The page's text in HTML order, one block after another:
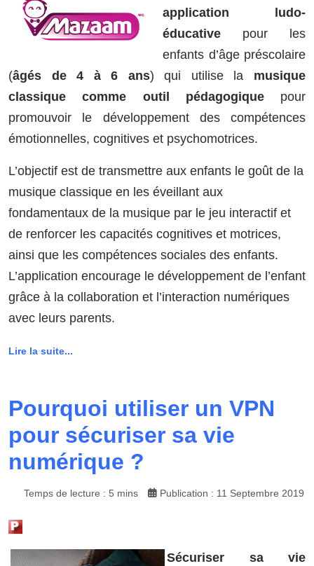
application ludo-
éducative pour les
enfants d’âge préscolaire
(âgés de 4 à 6 ans) qui utilise la musique
classique comme outil pédagogiquepour
promouvoir le développement des compétences
émotionnelles, cognitives et psychomotrices.
L’objectif est de transmettre aux enfants le goût de la
musique classique en les éveillant aux
fondamentaux de la musique par le jeu interactif et
de renforcer les capacités cognitives et motrices,
ainsi que les compétences sociales des enfants.
L’application encourage le développement de l’enfant
grâce à la collaboration et l’interaction numériques
avec leurs parents.
Lire la suite...
Pourquoi utiliser un VPN
pour sécuriser sa vie
numérique ?
Temps de lecture : 5 mins Publication : 11 Septembre 2019
Sécuriser sa vie